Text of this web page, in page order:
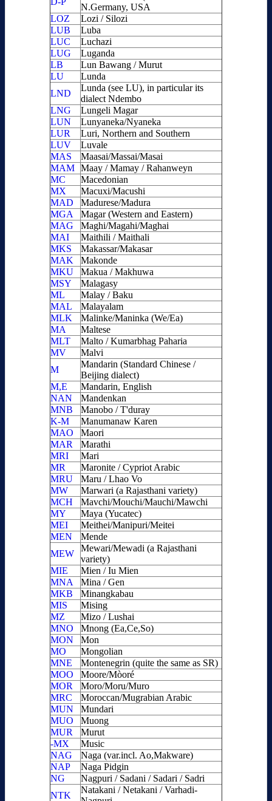
N.Germany, USA
LOZ
Lozi / Silozi
LUB
Luba
LUC
Luchazi
LUG
Luganda
LB
Lun Bawang / Murut
LU
Lunda
LND
Lunda (see LU), in particular its
dialect Ndembo
LNG
Lungeli Magar
LUN
Lunyaneka/Nyaneka
LUR
Luri, Northern and Southern
LUV
Luvale
MAS
Maasai/Massai/Masai
MAM Maay / Mamay / Rahanweyn
MC
Macedonian
MX
Macuxi/Macushi
MAD
Madurese/Madura
MGA
Magar (Western and Eastern)
MAG
Maghi/Magahi/Maghai
MAI
Maithili / Maithali
MKS
Makassar/Makasar
MAK
Makonde
MKU
Makua / Makhuwa
MSY
Malagasy
ML
Malay / Baku
MAL
Malayalam
MLK
Malinke/Maninka (We/Ea)
MA
Maltese
MLT
Malto / Kumarbhag Paharia
MV
Malvi
M
Mandarin (Standard Chinese /
Beijing dialect)
M,E
Mandarin, English
NAN
Mandenkan
MNB
Manobo / T'duray
K-M
Manumanaw Karen
MAO
Maori
MAR
Marathi
MRI
Mari
MR
Maronite / Cypriot Arabic
MRU
Maru / Lhao Vo
MW
Marwari (a Rajasthani variety)
MCH
Mavchi/Mouchi/Mauchi/Mawchi
MY
Maya (Yucatec)
MEI
Meithei/Manipuri/Meitei
MEN
Mende
MEW
Mewari/Mewadi (a Rajasthani
variety)
MIE
Mien / Iu Mien
MNA
Mina / Gen
MKB
Minangkabau
MIS
Mising
MZ
Mizo / Lushai
MNO
Mnong (Ea,Ce,So)
MON
Mon
MO
Mongolian
MNE
Montenegrin (quite the same as SR)
MOO
Moore/Mòoré
MOR
Moro/Moru/Muro
MRC
Moroccan/Mugrabian Arabic
MUN
Mundari
MUO
Muong
MUR
Murut
-MX
Music
NAG
Naga (var.incl. Ao,Makware)
NAP
Naga Pidgin
NG
Nagpuri / Sadani / Sadari / Sadri
NTK
Natakani / Netakani / Varhadi-